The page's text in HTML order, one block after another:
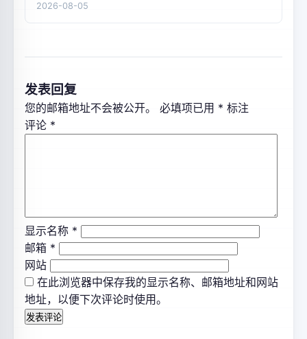
2026-08-05
发表回复
您的邮箱地址不会被公开。 必填项已用 * 标注
评论 *
显示名称 *
邮箱 *
网站
在此浏览器中保存我的显示名称、邮箱地址和网站
地址，以便下次评论时使用。